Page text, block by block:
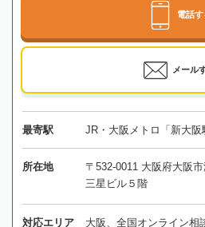
電話す
メール
最寄駅 JR・大阪メトロ「新大阪
所在地
〒532-0011 大阪府大阪
三星ビル５階
対応エリア 大阪、全国オンライン相